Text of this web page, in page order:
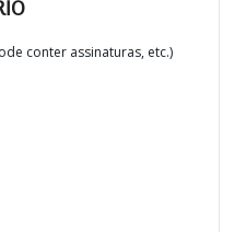
conter assinaturas, etc.)